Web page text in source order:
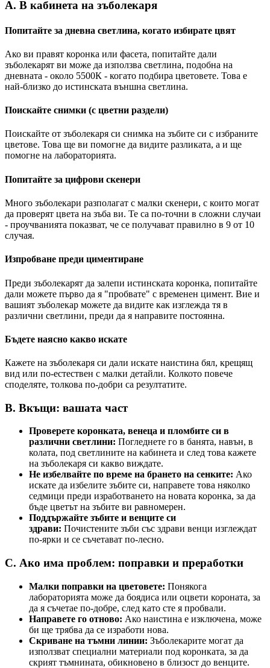
A. В кабинета на зъболекаря
Попитайте за дневна светлина, когато избирате цвят
Ако ви правят коронка или фасета, попитайте дали
зъболекарят ви може да използва светлина, подобна на
дневната - около 5500К - когато подбира цветовете. Това е
най-близко до истинската външна светлина.
Поискайте снимки (с цветни раздели)
Поискайте от зъболекаря си снимка на зъбите си с избраните
цветове. Това ще ви помогне да видите разликата, а и ще
помогне на лабораторията.
Попитайте за цифрови скенери
Много зъболекари разполагат с малки скенери, с които могат
да проверят цвета на зъба ви. Те са по-точни в сложни случаи
- проучванията показват, че се получават правилно в 9 от 10
случая.
Изпробване преди циментиране
Преди зъболекарят да залепи истинската коронка, попитайте
дали можете първо да я "пробвате" с временен цимент. Вие и
вашият зъболекар можете да видите как изглежда тя в
различни светлини, преди да я направите постоянна.
Бъдете наясно какво искате
Кажете на зъболекаря си дали искате наистина бял, крещящ
вид или по-естествен с малки детайли. Колкото повече
споделяте, толкова по-добри са резултатите.
B. Вкъщи: вашата част
Проверете коронката, венеца и пломбите си в
различни светлини: Погледнете го в банята, навън, в
колата, под светлините на кабинета и след това кажете
на зъболекаря си какво виждате.
Не избелвайте по време на брането на сенките: Ако
искате да избелите зъбите си, направете това няколко
седмици преди изработването на новата коронка, за да
бъде цветът на зъбите ви равномерен.
Поддържайте зъбите и венците си
здрави: Почистените зъби със здрави венци изглеждат
по-ярки и се съчетават по-лесно.
C. Ако има проблем: поправки и преработки
Малки поправки на цветовете: Понякога
лабораторията може да боядиса или оцвети короната, за
да я съчетае по-добре, след като сте я пробвали.
Направете го отново: Ако наистина е изключена, може
би ще трябва да се изработи нова.
Скриване на тъмни линии: Зъболекарите могат да
използват специални материали под коронката, за да
скрият тъмнината, обикновено в близост до венците.